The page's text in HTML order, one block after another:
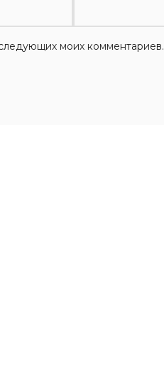
моих комментариев.